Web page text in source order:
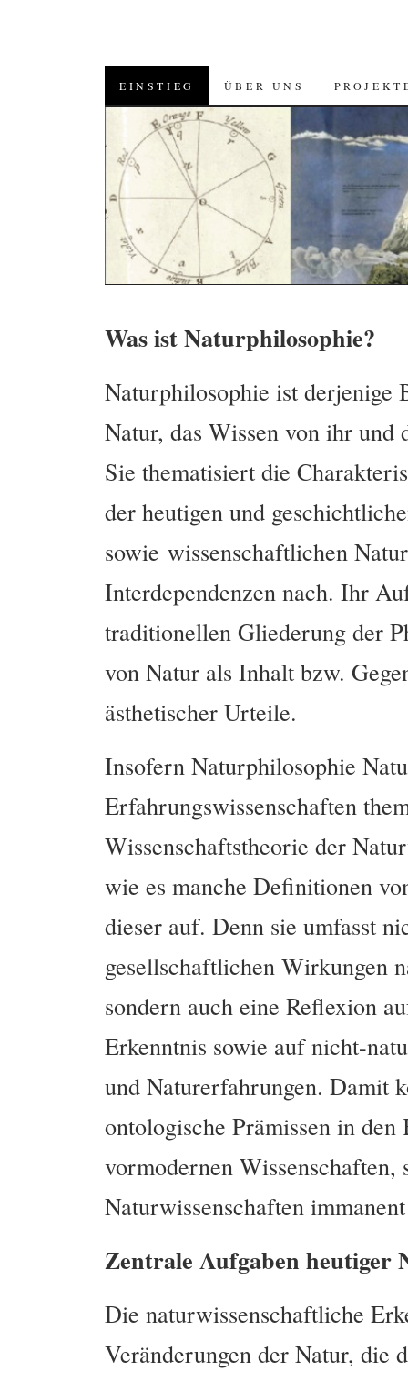
SKIP
CONTENT
EINSTIEG ÜBER UNS
Was ist Naturphilosophie?
Naturphilosophie ist derjenige
Natur, das Wissen von ihr
Sie thematisiert die
der heutigen und
sowie wissenschaftlichen
Interdependenzen nach. Ihr
traditionellen Gliederung der
von Natur als Inhalt bzw.
ästhetischer Urteile.
Insofern Naturphilosophie
Erfahrungswissenschaften
Wissenschaftstheorie der
wie es manche Definitionen
dieser auf. Denn sie umfasst
gesellschaftlichen Wirkungen
sondern auch eine Reflexion
Erkenntnis sowie auf nicht-
und Naturerfahrungen. Damit
ontologische Prämissen in
vormodernen
Naturwissenschaften
Zentrale Aufgaben heutiger
Die naturwissenschaftliche
Veränderungen der Natur, die